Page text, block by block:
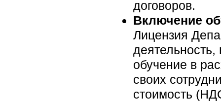
договоров.
Включение
Лицензия
обучение в
своих
стоимость